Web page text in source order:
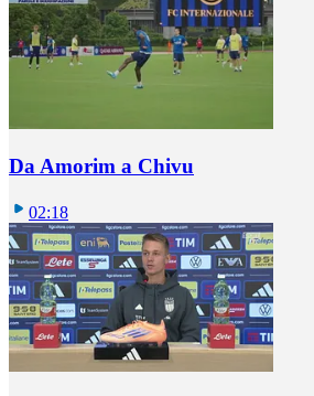
Da Amorim a Chivu
02:18